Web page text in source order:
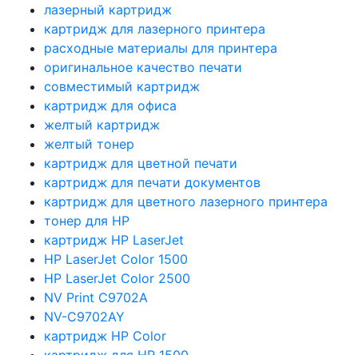
лазерный картридж
картридж для лазерного принтера
расходные материалы для принтера
оригинальное качество печати
совместимый картридж
картридж для офиса
желтый картридж
желтый тонер
картридж для цветной печати
картридж для печати документов
картридж для цветного лазерного принтера
тонер для HP
картридж HP LaserJet
HP LaserJet Color 1500
HP LaserJet Color 2500
NV Print C9702A
NV-C9702AY
картридж HP Color